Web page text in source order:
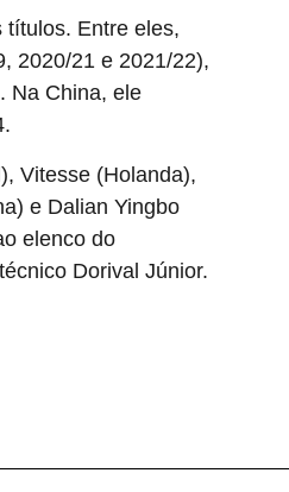
títulos. Entre eles,
2020/21 e 2021/22),
Na China, ele
Vitesse (Holanda),
e Dalian Yingbo
elenco do
Dorival Júnior.